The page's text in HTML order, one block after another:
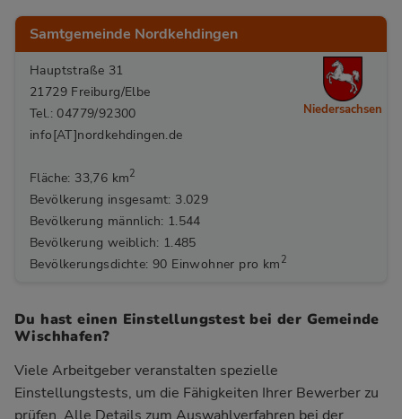
Samtgemeinde Nordkehdingen
Hauptstraße 31
21729 Freiburg/Elbe
Tel.: 04779/92300
info[AT]nordkehdingen.de
Fläche: 33,76 km2
Bevölkerung insgesamt: 3.029
Bevölkerung männlich: 1.544
Bevölkerung weiblich: 1.485
Bevölkerungsdichte: 90 Einwohner pro km 2
Niedersachsen
Du hast einen Einstellungstest bei der Gemeinde
Wischhafen?
Viele Arbeitgeber veranstalten spezielle
Einstellungstests, um die Fähigkeiten Ihrer Bewerber zu